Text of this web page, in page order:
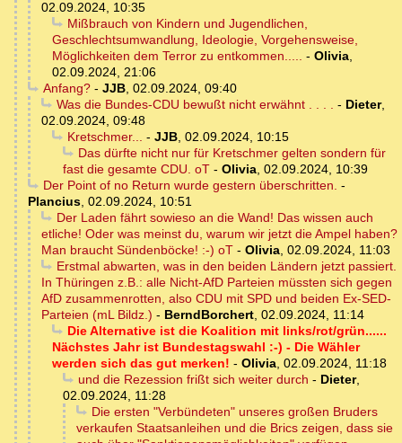
02.09.2024, 10:35
Mißbrauch von Kindern und Jugendlichen,
Geschlechtsumwandlung, Ideologie, Vorgehensweise,
Möglichkeiten dem Terror zu entkommen..... - Olivia,
02.09.2024, 21:06
Anfang?- JJB, 02.09.2024, 09:40
Was die Bundes-CDU bewußt nicht erwähnt . . . . - Dieter,
02.09.2024, 09:48
Kretschmer... - JJB, 02.09.2024, 10:15
Das dürfte nicht nur für Kretschmer gelten sondern für
fast die gesamte CDU. oT - Olivia, 02.09.2024, 10:39
Der Point of no Return wurde gestern überschritten. -
Plancius, 02.09.2024, 10:51
Der Laden fährt sowieso an die Wand! Das wissen auch
etliche! Oder was meinst du, warum wir jetzt die Ampel haben?
Man braucht Sündenböcke! :-) oT - Olivia, 02.09.2024, 11:03
Erstmal abwarten, was in den beiden Ländern jetzt passiert.
In Thüringen z.B.: alle Nicht-AfD Parteien müssten sich gegen
AfD zusammenrotten, also CDU mit SPD und beiden Ex-SED-
Parteien (mL Bildz.) - BerndBorchert, 02.09.2024, 11:14
Die Alternative ist die Koalition mit links/rot/grün......
Nächstes Jahr ist Bundestagswahl :-) - Die Wähler
werden sich das gut merken! - Olivia, 02.09.2024, 11:18
und die Rezession frißt sich weiter durch - Dieter,
02.09.2024, 11:28
Die ersten "Verbündeten" unseres großen Bruders
verkaufen Staatsanleihen und die Brics zeigen, dass sie